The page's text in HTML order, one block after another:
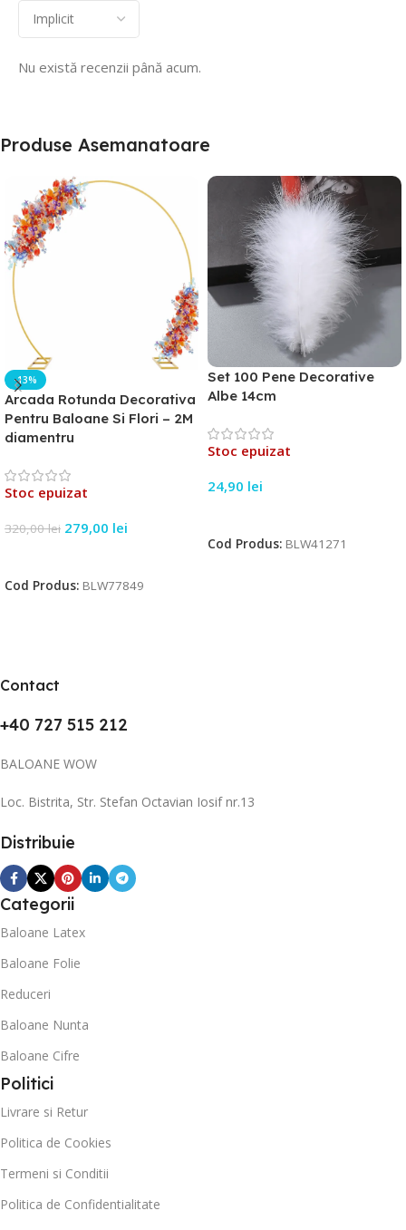
Nu există recenzii până acum.
Produse Asemanatoare
-13%
Arcada Rotunda Decorativa
Pentru Baloane Si Flori – 2M
diamentru
Stoc epuizat
320,00lei 279,00 lei
Cod Produs: BLW77849
Set 100 Pene Decorative
Albe 14cm
Stoc epuizat
24,90 lei
Cod Produs: BLW41271
Contact
+40 727 515 212
BALOANE WOW
Loc. Bistrita, Str. Stefan Octavian Iosif nr.13
Distribuie
Categorii
Baloane Latex
Baloane Folie
Reduceri
Baloane Nunta
Baloane Cifre
Politici
Livrare si Retur
Politica de Cookies
Termeni si Conditii
Politica de Confidentialitate